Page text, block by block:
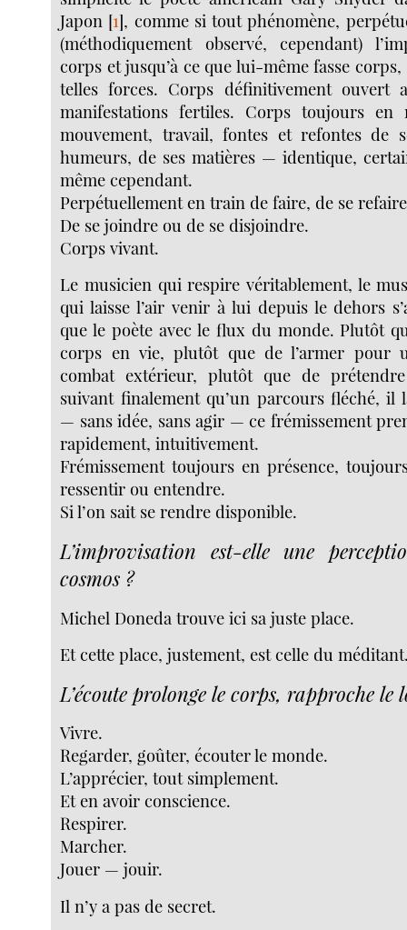
Japon [1], comme si tout phénomène,
(méthodiquement observé, cependant)
corps et jusqu’à ce que lui-même fasse
telles forces. Corps définitivement ouvert
manifestations fertiles. Corps toujours en
mouvement, travail, fontes et refontes de
humeurs, de ses matières — identique,
même cependant.
Perpétuellement en train de faire, de se
De se joindre ou de se disjoindre.
Corps vivant.
Le musicien qui respire véritablement, le
qui laisse l’air venir à lui depuis le dehors
que le poète avec le flux du monde. Plutôt
corps en vie, plutôt que de l’armer pour
combat extérieur, plutôt que de
suivant finalement qu’un parcours fléché, il
— sans idée, sans agir — ce frémissement
rapidement, intuitivement.
Frémissement toujours en présence,
ressentir ou entendre.
Si l’on sait se rendre disponible.
L’improvisation est-elle une
cosmos ?
Michel Doneda trouve ici sa juste place.
Et cette place, justement, est celle du
L’écoute prolonge le corps, rapproche
Vivre.
Regarder, goûter, écouter le monde.
L’apprécier, tout simplement.
Et en avoir conscience.
Respirer.
Marcher.
Jouer — jouir.
Il n’y a pas de secret.